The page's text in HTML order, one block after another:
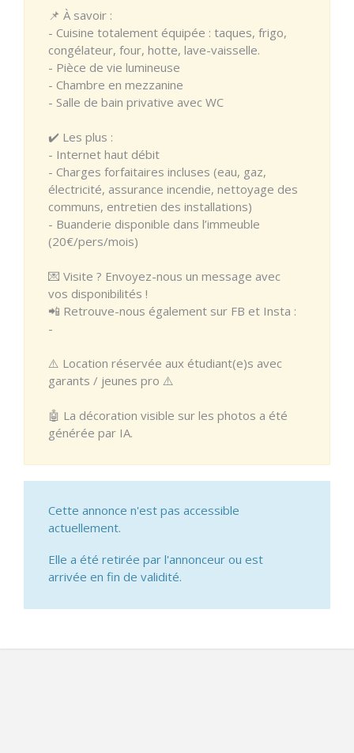
📌 À savoir :
- Cuisine totalement équipée : taques, frigo,
congélateur, four, hotte, lave-vaisselle.
- Pièce de vie lumineuse
- Chambre en mezzanine
- Salle de bain privative avec WC
✔️ Les plus :
- Internet haut débit
- Charges forfaitaires incluses (eau, gaz,
électricité, assurance incendie, nettoyage des
communs, entretien des installations)
- Buanderie disponible dans l’immeuble
(20€/pers/mois)
💌 Visite ? Envoyez-nous un message avec
vos disponibilités !
📲 Retrouve-nous également sur FB et Insta :
-
⚠️ Location réservée aux étudiant(e)s avec
garants / jeunes pro ⚠️
🤖 La décoration visible sur les photos a été
générée par IA.
Cette annonce n'est pas accessible
actuellement.
Elle a été retirée par l'annonceur ou est
arrivée en fin de validité.